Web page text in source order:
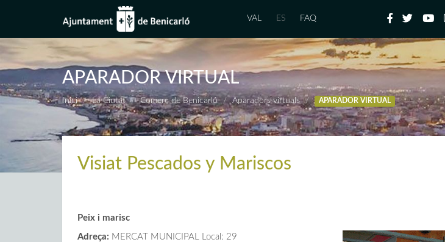
VAL ES FAQ
APARADOR VIRTUAL
Inici La Ciutat Comerç de Benicarló Aparadors virtuals APARADOR VIRTUAL
Visiat Pescados y Mariscos
Peix i marisc
Adreça: MERCAT MUNICIPAL Local: 29